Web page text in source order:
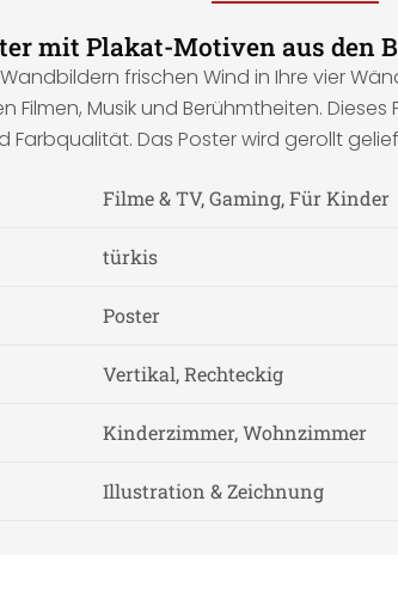
mit Plakat-Motiven aus den
frischen Wind in Ihre vier
Filmen, Musik und Berühmtheiten.
Farbqualität. Das Poster wird gerollt
Filme & TV, Gaming, Für Kinder
türkis
Poster
Vertikal, Rechteckig
Kinderzimmer, Wohnzimmer
Illustration & Zeichnung